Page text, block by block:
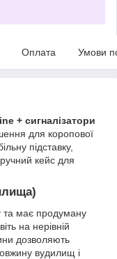
Оплата Умови
+ сигналізатори
для коропової
підставку,
кейс для
та має продуману
на нерівній
дозволяють
вудилищ і